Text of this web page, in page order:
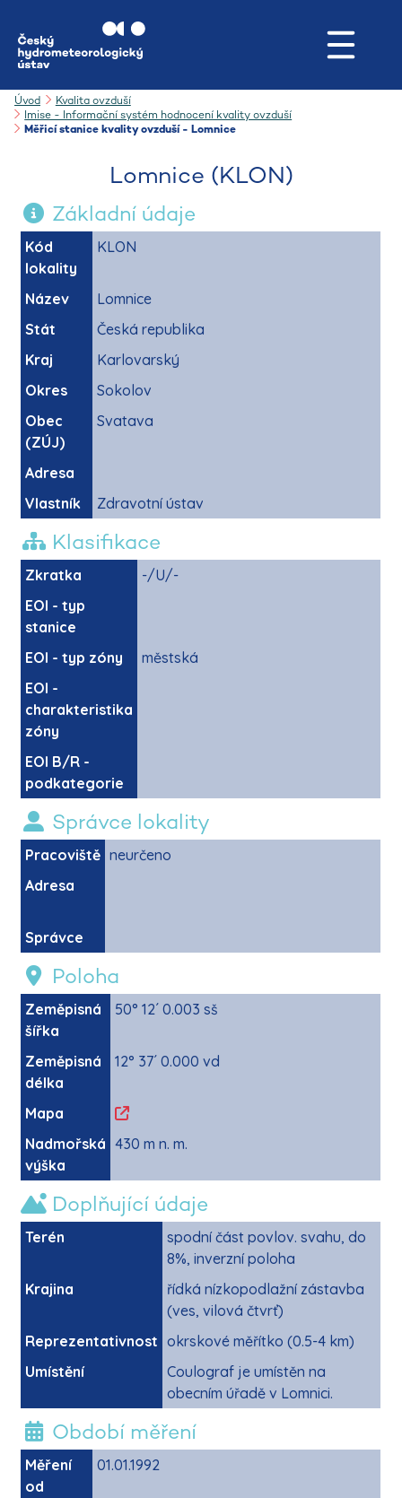
Úvod
Kvalita ovzduší
Imise - Informační systém hodnocení kvality ovzduší
Měřicí stanice kvality ovzduší - Lomnice
Lomnice (KLON)
Základní údaje
Kód
lokality
KLON
Název
Lomnice
Stát
Česká republika
Kraj
Karlovarský
Okres
Sokolov
Obec
(ZÚJ)
Svatava
Adresa
Vlastník
Zdravotní ústav
Klasifikace
Zkratka
-/U/-
EOI - typ
stanice
EOI - typ zóny
městská
EOI -
charakteristika
zóny
EOI B/R -
podkategorie
Správce lokality
Pracoviště neurčeno
Adresa
Správce
Poloha
Zeměpisná
šířka
50° 12´ 0.003 sš
Zeměpisná
délka
12° 37´ 0.000 vd
Mapa
Nadmořská
výška
430 m n. m.
Doplňující údaje
Terén
spodní část povlov. svahu, do
8%, inverzní poloha
Krajina
řídká nízkopodlažní zástavba
(ves, vilová čtvrť)
Reprezentativnost okrskové měřítko (0.5-4 km)
Umístění
Coulograf je umístěn na
obecním úřadě v Lomnici.
Období měření
Měření
od
01.01.1992